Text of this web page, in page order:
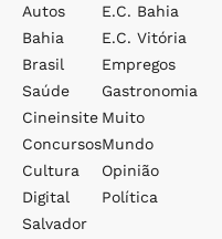
Autos
Bahia
Brasil
Saúde
Cineinsite
Concursos
Cultura
Digital
Salvador
E.c. Bahia
E.c. Vitória
Empregos
Gastronomia
Muito
Mundo
Opinião
Política